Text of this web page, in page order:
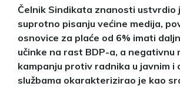
Čelnik Sindikata znanosti ustvrdio
suprotno pisanju većine medija,
osnovice za plaće od 6% imati
učinke na rast BDP-a, a negativnu
kampanju protiv radnika u javnim i
službama okarakterizirao je kao